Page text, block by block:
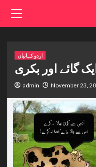
Menu
اردو کہانیاں
گائے اور بکری
admin November 23,